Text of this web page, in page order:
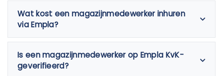
Wat kost een magazijnmedewerker inhuren
via Empla?
Is een magazijnmedewerker op Empla KvK-
geverifieerd?